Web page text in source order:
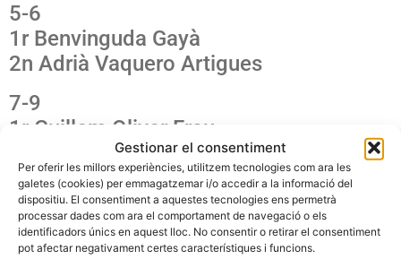
Gestionar el consentiment
Per oferir les millors experiències, utilitzem tecnologies com ara les
galetes (cookies) per emmagatzemar i/o accedir a la informació del
dispositiu. El consentiment a aquestes tecnologies ens permetrà
processar dades com ara el comportament de navegació o els
identificadors únics en aquest lloc. No consentir o retirar el consentiment
pot afectar negativament certes característiques i funcions.
5-6
1r Benvinguda Gayà
2n Adrià Vaquero Artigues
7-9
1r Guillem Oliver Frau
2n Laia Cases
10-12
1r Maria Pérez Llull
2n Carme Juaneda Pocoví